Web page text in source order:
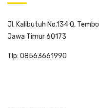
Jl. Kalibutuh No.134 Q,
Jawa Timur 60173
Tlp: 08563661990